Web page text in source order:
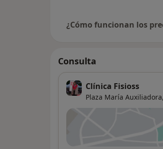
¿Cómo funcionan los
Consulta
Clínica Fisioss
Plaza María Auxiliadora,